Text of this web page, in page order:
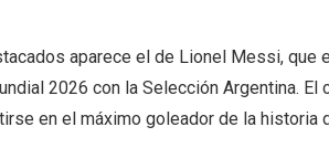
aparece el de Lionel Messi, que
2026 con la Selección Argentina. El
en el máximo goleador de la historia